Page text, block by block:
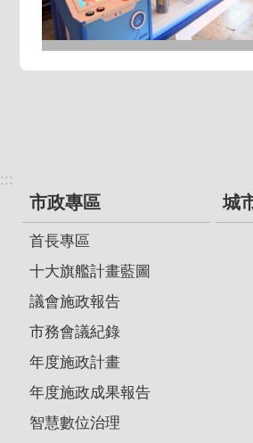
:::
市政專區
首長專區
十大旗艦計畫藍圖
議會施政報告
市務會議紀錄
年度施政計畫
年度施政成果報告
智慧數位治理
城